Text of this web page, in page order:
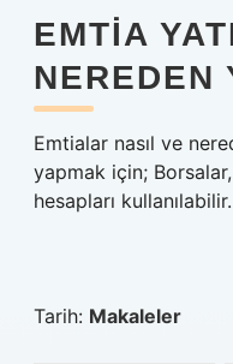
EMTIA
NEREDEN
Emtialar nasıl ve
yapmak için;
hesapları kullanılabilir.
Tarih: Makaleler